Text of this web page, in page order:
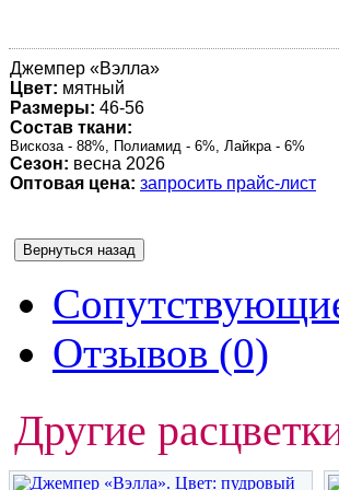
Джемпер «Вэлла»
Цвет: мятный
Размеры: 46-56
Состав ткани:
Вискоза - 88%, Полиамид - 6%, Лайкра - 6%
Сезон: весна 2026
Оптовая цена: запросить прайс-лист
Отзывов (0)
Другие